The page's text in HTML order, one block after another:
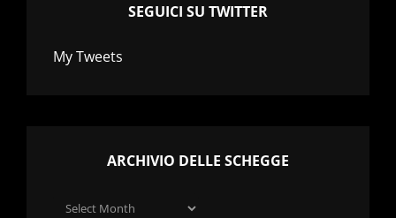
SEGUICI SU TWITTER
My Tweets
ARCHIVIO DELLE SCHEGGE
Archivio